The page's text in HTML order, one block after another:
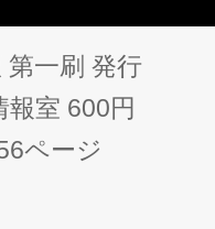
一刷 発行
室 600円
ページ